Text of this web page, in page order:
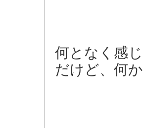
何となく感
だけど、何